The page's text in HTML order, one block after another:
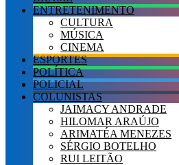
ENTRETENIMENTO
CULTURA
MÚSICA
CINEMA
ESPORTES
POLÍTICA
POLICIAL
COLUNISTAS
JAIMACY ANDRADE
HILOMAR ARAÚJO
ARIMATÉA MENEZES
SÉRGIO BOTELHO
RUI LEITÃO